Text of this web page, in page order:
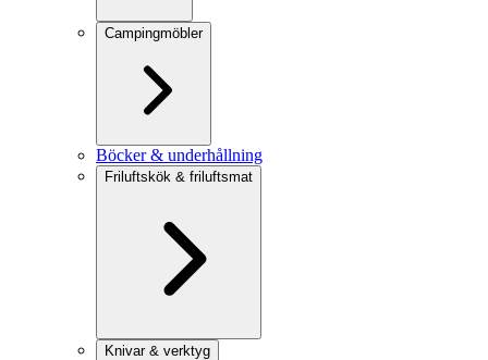
Campingmöbler
Böcker & underhållning
Friluftskök & friluftsmat
Knivar & verktyg